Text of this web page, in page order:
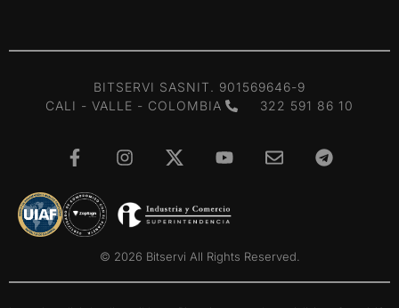
BITSERVI SASNIT. 901569646-9
CALI - VALLE - COLOMBIA
322 591 86 10
© 2026 Bitservi All Rights Reserved.